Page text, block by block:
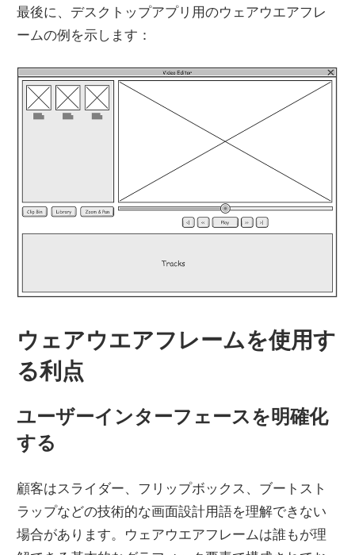
最後に、デスクトップアプリ用のウェアウエアフレ
ームの例を示します：
ウェアウエアフレームを使用す
る利点
ユーザーインターフェースを明確化
する
顧客はスライダー、フリップボックス、ブートスト
ラップなどの技術的な画面設計用語を理解できない
場合があります。ウェアウエアフレームは誰もが理